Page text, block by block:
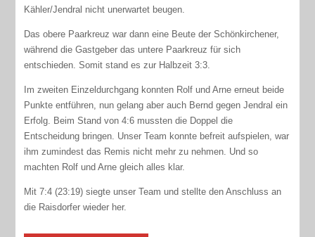
Kähler/Jendral nicht unerwartet beugen.
Das obere Paarkreuz war dann eine Beute der Schönkirchener,
während die Gastgeber das untere Paarkreuz für sich
entschieden. Somit stand es zur Halbzeit 3:3.
Im zweiten Einzeldurchgang konnten Rolf und Arne erneut beide
Punkte entführen, nun gelang aber auch Bernd gegen Jendral ein
Erfolg. Beim Stand von 4:6 mussten die Doppel die
Entscheidung bringen. Unser Team konnte befreit aufspielen, war
ihm zumindest das Remis nicht mehr zu nehmen. Und so
machten Rolf und Arne gleich alles klar.
Mit 7:4 (23:19) siegte unser Team und stellte den Anschluss an
die Raisdorfer wieder her.